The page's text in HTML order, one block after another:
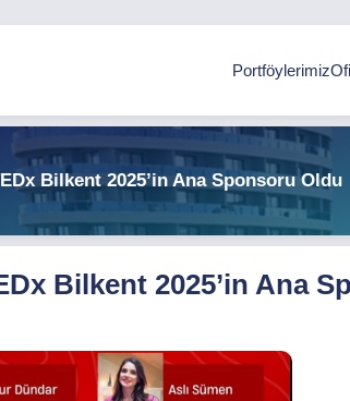
Portföylerimiz
Bilkent 2025’in Ana Sponsoru Oldu
Bilkent 2025’in Ana